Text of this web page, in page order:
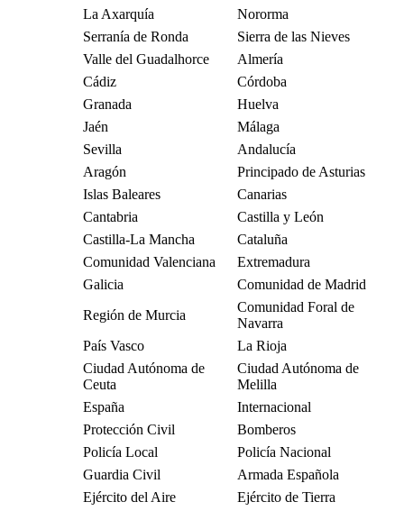
La Axarquía
Nororma
Serranía de Ronda
Sierra de las Nieves
Valle del Guadalhorce
Almería
Cádiz
Córdoba
Granada
Huelva
Jaén
Málaga
Sevilla
Andalucía
Aragón
Principado de Asturias
Islas Baleares
Canarias
Cantabria
Castilla y León
Castilla-La Mancha
Cataluña
Comunidad Valenciana
Extremadura
Galicia
Comunidad de Madrid
Región de Murcia
Comunidad Foral de
Navarra
País Vasco
La Rioja
Ciudad Autónoma de
Ceuta
Ciudad Autónoma de
Melilla
España
Internacional
Protección Civil
Bomberos
Policía Local
Policía Nacional
Guardia Civil
Armada Española
Ejército del Aire
Ejército de Tierra